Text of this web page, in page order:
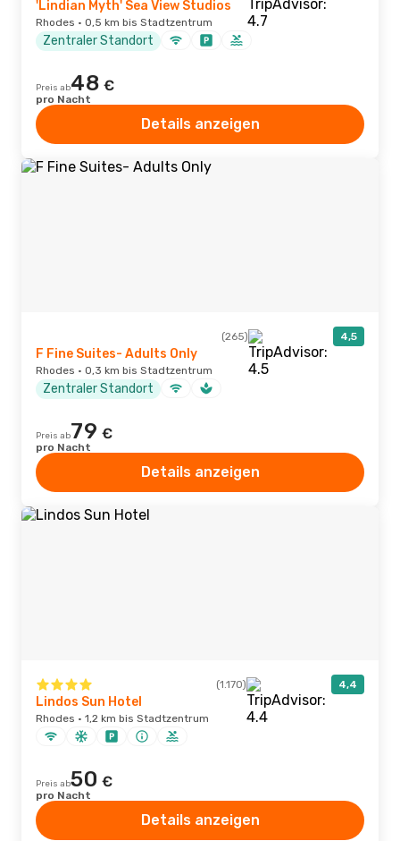
'Lindian Myth' Sea View Studios
Rhodes · 0,5 km bis Stadtzentrum
Zentraler Standort
Preis ab48 €
pro Nacht
Details anzeigen
(265) 4,5
F Fine Suites- Adults Only
Rhodes · 0,3 km bis Stadtzentrum
Zentraler Standort
Preis ab79 €
pro Nacht
Details anzeigen
(1.170) 4,4
Lindos Sun Hotel
Rhodes · 1,2 km bis Stadtzentrum
Preis ab50 €
pro Nacht
Details anzeigen